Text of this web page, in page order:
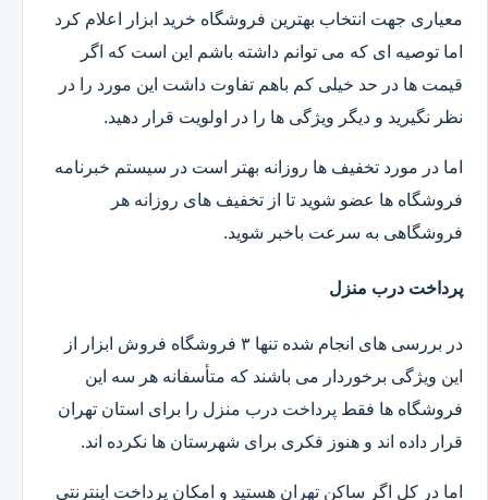
معیاری جهت انتخاب بهترین فروشگاه خرید ابزار اعلام کرد
اما توصیه ای که می توانم داشته باشم این است که اگر
قیمت ها در حد خیلی کم باهم تفاوت داشت این مورد را در
نظر نگیرید و دیگر ویژگی ها را در اولویت قرار دهید.
اما در مورد تخفیف ها روزانه بهتر است در سیستم خبرنامه
فروشگاه ها عضو شوید تا از تخفیف های روزانه هر
فروشگاهی به سرعت باخبر شوید.
پرداخت درب منزل
در بررسی های انجام شده تنها ۳ فروشگاه فروش ابزار از
این ویژگی برخوردار می باشند که متأسفانه هر سه این
فروشگاه ها فقط پرداخت درب منزل را برای استان تهران
قرار داده اند و هنوز فکری برای شهرستان ها نکرده اند.
اما در کل اگر ساکن تهران هستید و امکان پرداخت اینترنتی